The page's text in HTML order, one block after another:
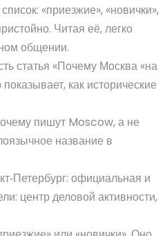
«приезжие», «новички»,
Читая её, легко
общении.
статья «Почему Москва «на
как исторические
пишут Moscow, а не
название в
официальная и
центр деловой активности,